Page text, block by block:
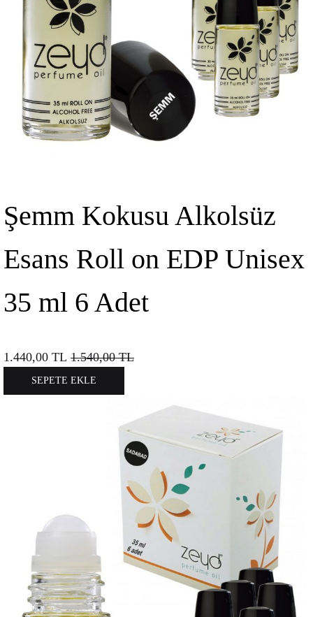
Şemm Kokusu Alkolsüz
Esans Roll on EDP Unisex
35 ml 6 Adet
1.440,00 TL 1.540,00TL
SEPETE EKLE